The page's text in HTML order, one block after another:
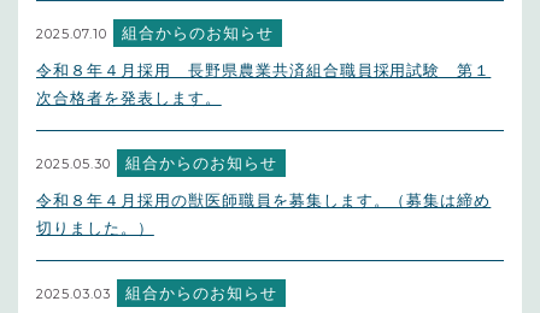
2025.07.10 組合からのお知らせ
令和８年４月採用 長野県農業共済組合職員採用試験 第１
次合格者を発表します。
2025.05.30 組合からのお知らせ
令和８年４月採用の獣医師職員を募集します。（募集は締め
切りました。）
2025.03.03 組合からのお知らせ